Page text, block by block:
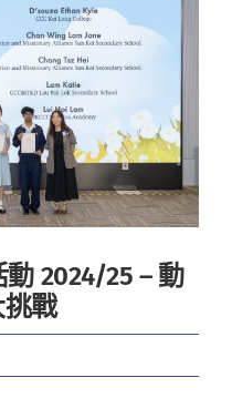
動 2024/25 – 動
戰